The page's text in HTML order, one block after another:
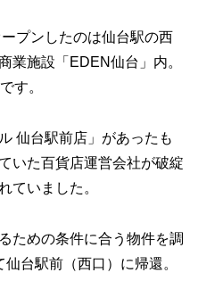
プンしたのは仙台駅の西
業施設「EDEN仙台」内。
す。
仙台駅前店」があったも
いた百貨店運営会社が破綻
ていました。
ための条件に合う物件を調
台駅前（西口）に帰還。